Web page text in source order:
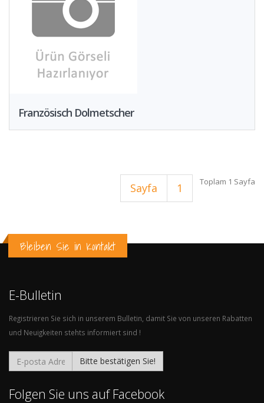
Französisch Dolmetscher
Sayfa 1 Toplam 1 Sayfa
Bleiben Sie in Kontakt
E-Bulletin
Registrieren Sie sich in unserem Bulletin, damit Sie von unseren Rabatten
und Neuigkeiten stehts informiert sind !
Bitte bestätigen Sie!
Folgen Sie uns auf Facebook